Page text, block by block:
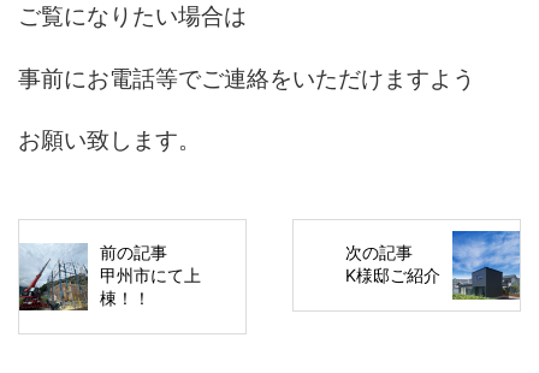
ご覧になりたい場合は
事前にお電話等でご連絡をいただけますよう
お願い致します。
前の記事
甲州市にて上
棟！！
次の記事
K様邸ご紹介